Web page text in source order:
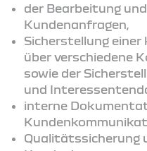
der Bearbeitung
Kundenanfragen,
Sicherstellung
über verschiedene
sowie der
und
interne
Qualitätssicherung